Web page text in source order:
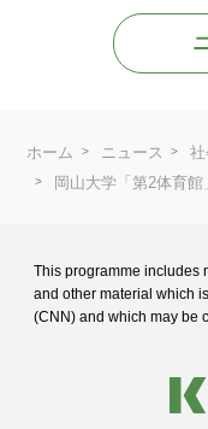
ホーム ニュース
社
岡山大学「第2体育
This programme includes
and other material which
(CNN) and which may be